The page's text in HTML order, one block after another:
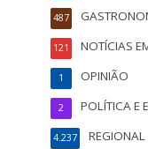
487
NOTÍCIAS
121
OPINIÃO
1
POLÍTICA E
2
REGIONAL
4.237